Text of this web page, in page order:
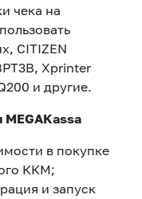
чека на
CITIZEN
Xprinter
и другие.
в покупке
ККМ;
и запуск